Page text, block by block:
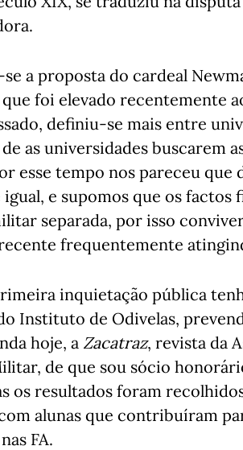
a proposta do cardeal
que foi elevado recentemente
definiu-se mais entre
as universidades buscarem
esse tempo nos pareceu
e supomos que os
separada, por isso
frequentemente
inquietação pública
Instituto de Odivelas,
hoje, a Zacatraz, revista da
de que sou sócio
os resultados foram
alunas que contribuíram
FA.